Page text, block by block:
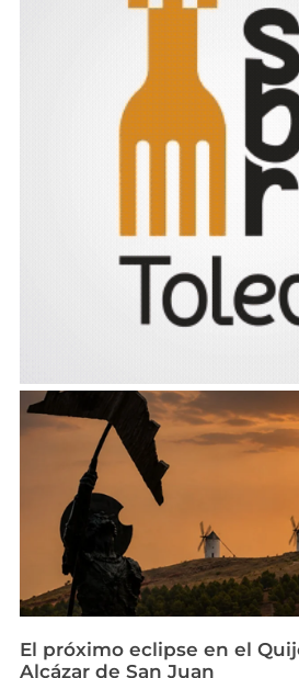
El próximo eclipse en el
Alcázar de San Juan